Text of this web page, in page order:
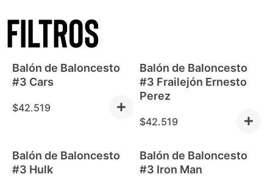
FILTROS
Balón de Baloncesto
#3 Cars
$42.519
Balón de Baloncesto
#3 Frailejón Ernesto
Perez
$42.519
Balón de Baloncesto
#3 Hulk
Balón de Baloncesto
#3 Iron Man